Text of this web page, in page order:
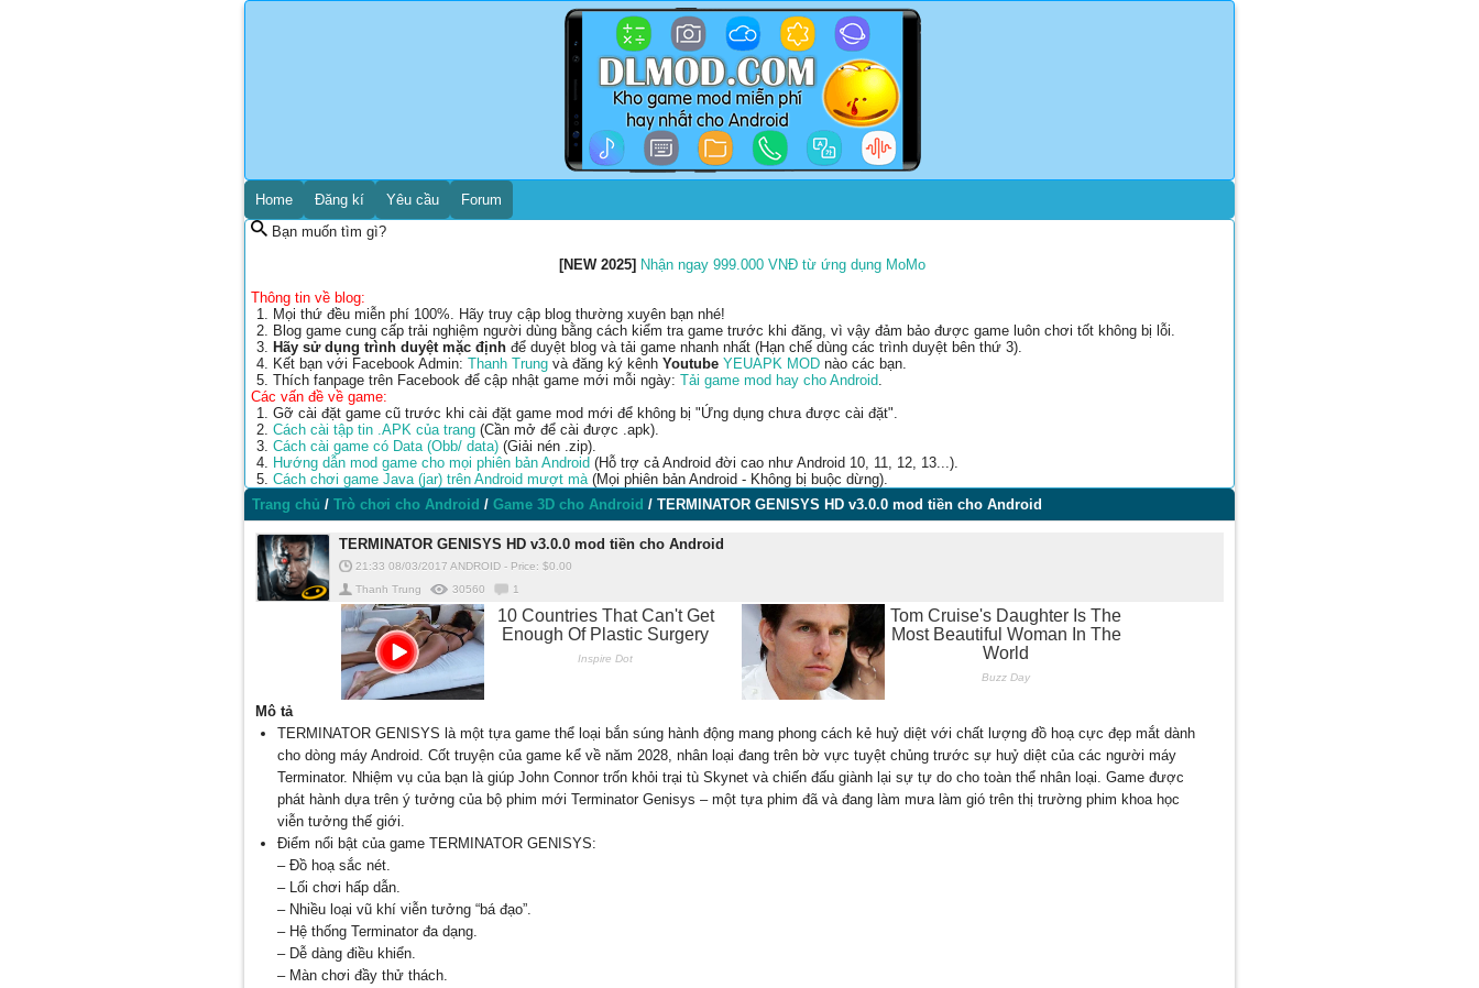
Home Đăng kí Yêu cầu
Forum
Bạn muốn tìm gì?
[NEW 2025] Nhận ngay 999.000 VNĐ từ ứng dụng MoMo
Thông tin về blog:
Mọi thứ đều miễn phí 100%. Hãy truy cập blog thường xuyên bạn nhé!
Blog game cung cấp trải nghiệm người dùng bằng cách kiểm tra game trước khi đăng, vì vậy đảm bảo được game luôn chơi tốt không bị lỗi.
Hãy sử dụng trình duyệt mặc định để duyệt blog và tải game nhanh nhất (Hạn chế dùng các trình duyệt bên thứ 3).
Kết bạn với Facebook Admin: Thanh Trung và đăng ký kênh Youtube YEUAPK MOD nào các bạn.
Thích fanpage trên Facebook để cập nhật game mới mỗi ngày: Tải game mod hay cho Android.
Các vấn đề về game:
Gỡ cài đặt game cũ trước khi cài đặt game mod mới để không bị "Ứng dụng chưa được cài đặt".
Cách cài tập tin .APK của trang (Cần mở để cài được .apk).
Cách cài game có Data (Obb/ data) (Giải nén .zip).
Hướng dẫn mod game cho mọi phiên bản Android (Hỗ trợ cả Android đời cao như Android 10, 11, 12, 13...).
Cách chơi game Java (jar) trên Android mượt mà(Mọi phiên bản Android - Không bị buộc dừng).
Trang chủ / Trò chơi cho Android / Game 3D cho Android / TERMINATOR GENISYS HD v3.0.0 mod tiền cho Android
TERMINATOR GENISYS HD v3.0.0 mod tiền cho Android
21:33 08/03/2017 ANDROID - Price: $0.00
Thanh Trung
30560 1
Mô tả
TERMINATOR GENISYS là một tựa game thể loại bắn súng hành động mang phong cách kẻ huỷ diệt với chất lượng đồ hoạ cực đẹp mắt dành
cho dòng máy Android. Cốt truyện của game kể về năm 2028, nhân loại đang trên bờ vực tuyệt chủng trước sự huỷ diệt của các người máy
Terminator. Nhiệm vụ của bạn là giúp John Connor trốn khỏi trại tù Skynet và chiến đấu giành lại sự tự do cho toàn thể nhân loại. Game được
phát hành dựa trên ý tưởng của bộ phim mới Terminator Genisys – một tựa phim đã và đang làm mưa làm gió trên thị trường phim khoa học
viễn tưởng thế giới.
Điểm nổi bật của game TERMINATOR GENISYS:
– Đồ hoạ sắc nét.
– Lối chơi hấp dẫn.
– Nhiều loại vũ khí viễn tưởng “bá đạo”.
– Hệ thống Terminator đa dạng.
– Dễ dàng điều khiển.
– Màn chơi đầy thử thách.